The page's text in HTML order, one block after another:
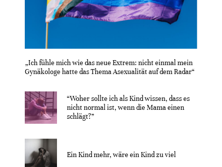
„Ich fühle mich wie das neue Extrem: nicht einmal mein
Gynäkologe hatte das Thema Asexualität auf dem Radar“
“Woher sollte ich als Kind wissen, dass es
nicht normal ist, wenn die Mama einen
schlägt?”
Ein Kind mehr, wäre ein Kind zu viel